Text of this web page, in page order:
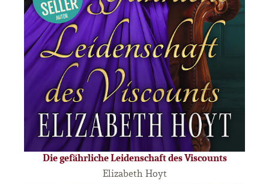
Die gefährliche Leidenschaft des Viscounts
Elizabeth Hoyt